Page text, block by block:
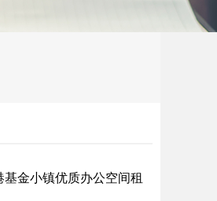
金小镇优质办公空间租